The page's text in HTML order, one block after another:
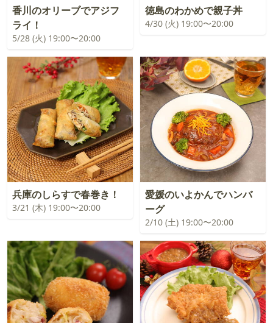
香川のオリーブでアジフ
ライ！
5/28 (火) 19:00〜20:00
徳島のわかめで親子丼
4/30 (火) 19:00〜20:00
兵庫のしらすで春巻き！
3/21 (木) 19:00〜20:00
愛媛のいよかんでハンバ
ーグ
2/10 (土) 19:00〜20:00